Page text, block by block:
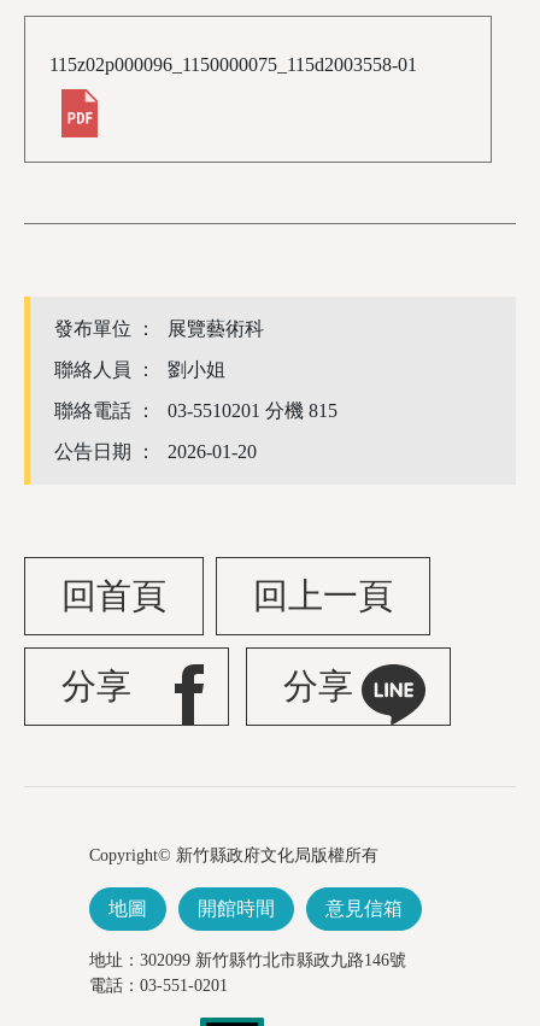
115z02p000096_1150000075_115d2003558-01
發布單位 ：
展覽藝術科
聯絡人員 ：
劉小姐
聯絡電話 ：
03-5510201 分機 815
公告日期 ：
2026-01-20
回首頁 回上一頁
分享 分享
Copyright© 新竹縣政府文化局版權所有
地圖 開館時間 意見信箱
地址：302099 新竹縣竹北市縣政九路146號
電話：03-551-0201